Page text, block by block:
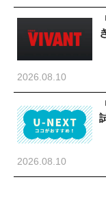
2026.08.10
2026.08.10